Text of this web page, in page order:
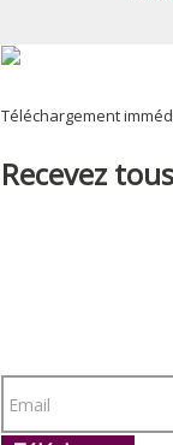
Téléchargement
Recevez